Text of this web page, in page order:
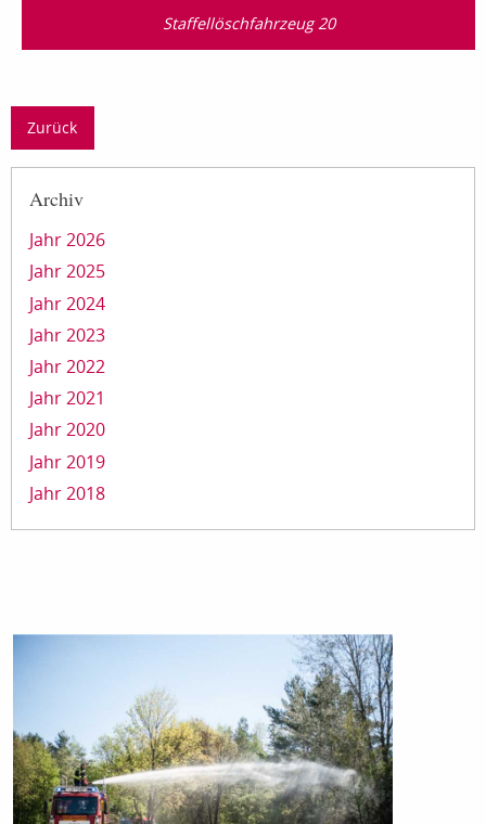
Staffellöschfahrzeug 20
Zurück
Archiv
Jahr 2026
Jahr 2025
Jahr 2024
Jahr 2023
Jahr 2022
Jahr 2021
Jahr 2020
Jahr 2019
Jahr 2018